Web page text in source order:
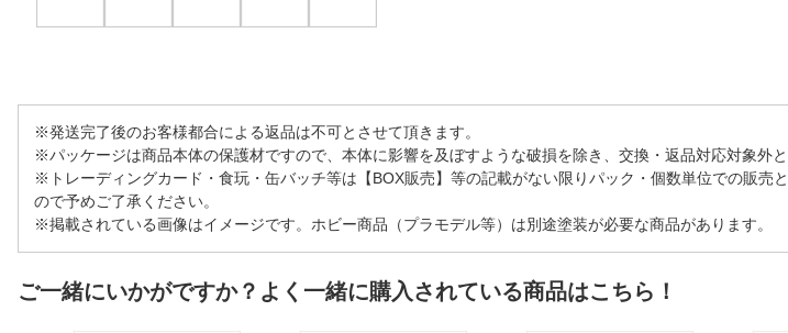
※発送完了後のお客様都合による返品は不可とさせて頂きます。
※パッケージは商品本体の保護材ですので、本体に影響を及ぼすような破損を除き、交換・返品対応対象外
※トレーディングカード・食玩・缶バッチ等は【BOX販売】等の記載がない限りパック・個数単位での販
ので予めご了承ください。
※掲載されている画像はイメージです。ホビー商品（プラモデル等）は別途塗装が必要な商品があります。
ご一緒にいかがですか？よく一緒に購入されている商品はこちら！